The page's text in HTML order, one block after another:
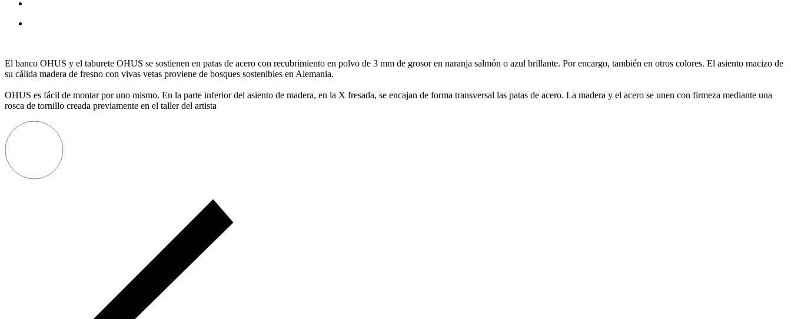
El banco OHUS y el taburete OHUS se sostienen en patas de acero con recubrimiento en polvo de 3 mm de grosor en naranja salmón o azul brillante. Por encargo, también en otros colores. El asiento macizo de
su cálida madera de fresno con vivas vetas proviene de bosques sostenibles en Alemania.
OHUS es fácil de montar por uno mismo. En la parte inferior del asiento de madera, en la X fresada, se encajan de forma transversal las patas de acero. La madera y el acero se unen con firmeza mediante una
rosca de tornillo creada previamente en el taller del artista